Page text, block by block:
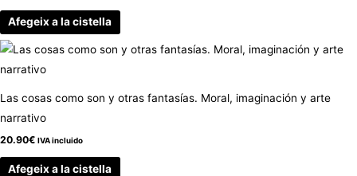
Afegeix a la cistella
Las cosas como son y otras fantasías. Moral, imaginación y arte
narrativo
20.90€ IVA incluido
Afegeix a la cistella